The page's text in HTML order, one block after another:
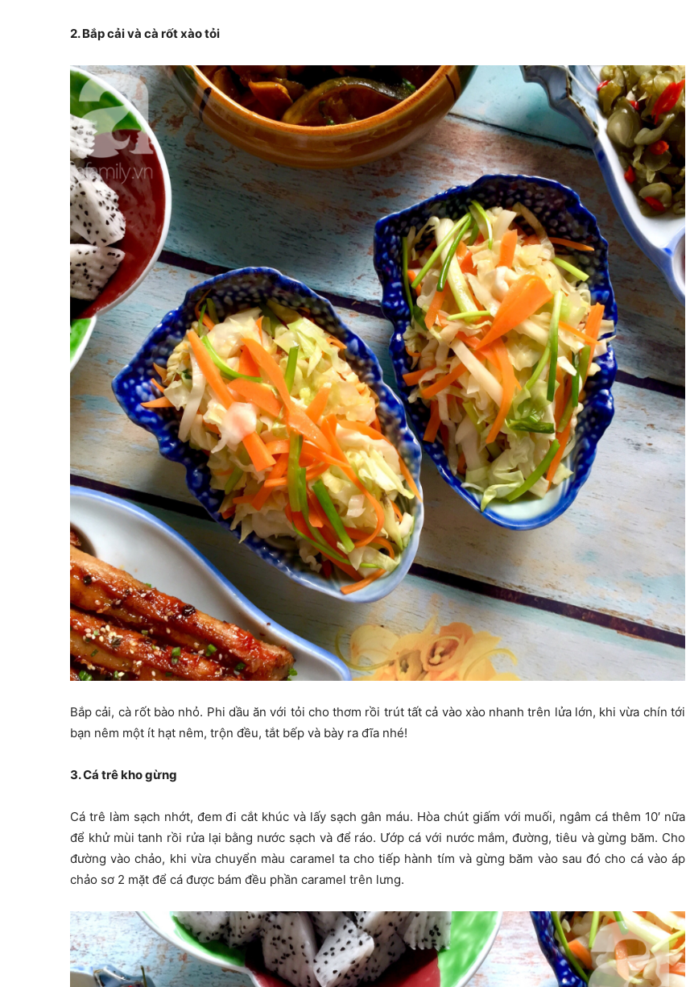
2. Bắp cải và cà rốt xào tỏi
Bắp cải, cà rốt bào nhỏ. Phi dầu ăn với tỏi cho thơm rồi trút tất cả vào xào nhanh trên lửa lớn, khi vừa chín tới
bạn nêm một ít hạt nêm, trộn đều, tắt bếp và bày ra đĩa nhé!
3. Cá trê kho gừng
Cá trê làm sạch nhớt, đem đi cắt khúc và lấy sạch gân máu. Hòa chút giấm với muối, ngâm cá thêm 10′ nữa
để khử mùi tanh rồi rửa lại bằng nước sạch và để ráo. Ướp cá với nước mắm, đường, tiêu và gừng băm. Cho
đường vào chảo, khi vừa chuyển màu caramel ta cho tiếp hành tím và gừng băm vào sau đó cho cá vào áp
chảo sơ 2 mặt để cá được bám đều phần caramel trên lưng.